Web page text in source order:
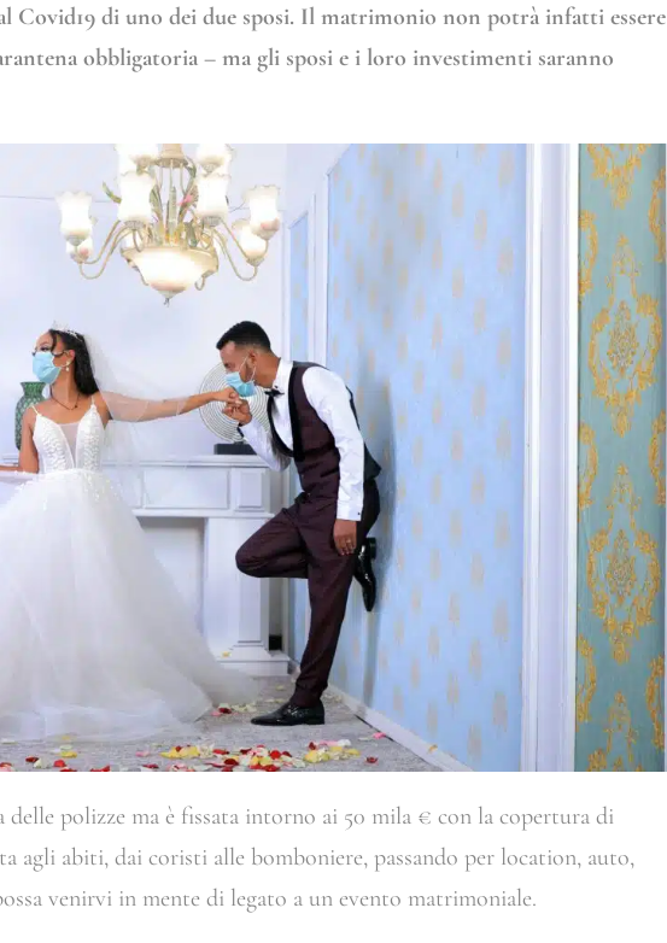
Covid19 di uno dei due sposi. Il matrimonio non potrà infatti essere
obbligatoria – ma gli sposi e i loro investimenti saranno
delle polizze ma è fissata intorno ai 50 mila € con la copertura di
agli abiti, dai coristi alle bomboniere, passando per location, auto,
venirvi in mente di legato a un evento matrimoniale.